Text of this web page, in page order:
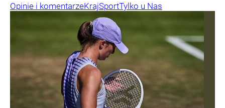
Opinie i komentarzeKrajSportTylko u Nas